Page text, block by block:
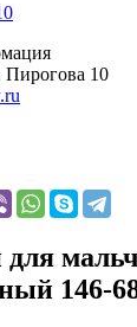
Пирогова 10
146-